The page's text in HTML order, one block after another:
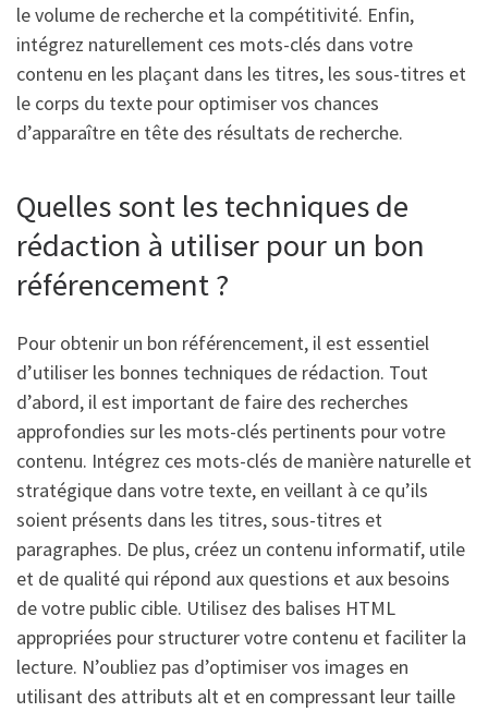
le volume de recherche et la compétitivité. Enfin,
intégrez naturellement ces mots-clés dans votre
contenu en les plaçant dans les titres, les sous-titres et
le corps du texte pour optimiser vos chances
d’apparaître en tête des résultats de recherche.
Quelles sont les techniques de
rédaction à utiliser pour un bon
référencement ?
Pour obtenir un bon référencement, il est essentiel
d’utiliser les bonnes techniques de rédaction. Tout
d’abord, il est important de faire des recherches
approfondies sur les mots-clés pertinents pour votre
contenu. Intégrez ces mots-clés de manière naturelle et
stratégique dans votre texte, en veillant à ce qu’ils
soient présents dans les titres, sous-titres et
paragraphes. De plus, créez un contenu informatif, utile
et de qualité qui répond aux questions et aux besoins
de votre public cible. Utilisez des balises HTML
appropriées pour structurer votre contenu et faciliter la
lecture. N’oubliez pas d’optimiser vos images en
utilisant des attributs alt et en compressant leur taille